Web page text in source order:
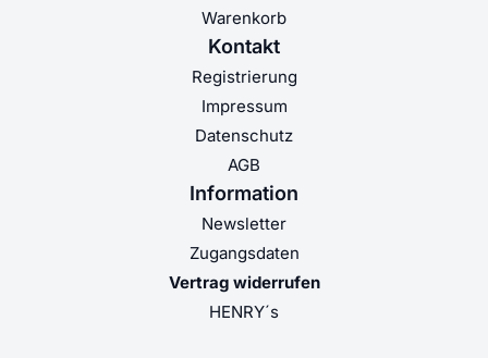
Warenkorb
Kontakt
Registrierung
Impressum
Datenschutz
AGB
Information
Newsletter
Zugangsdaten
Vertrag widerrufen
HENRY´s